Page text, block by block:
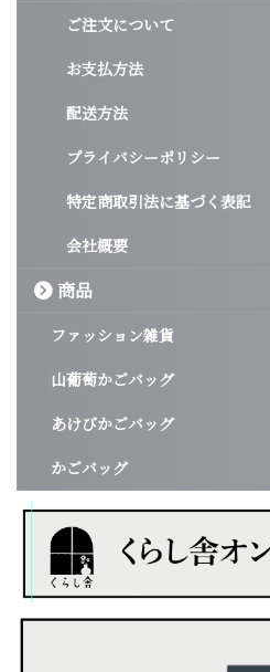
ご注文について
お支払方法
配送方法
プライバシーポリシー
特定商取引法に基づく表記
会社概要
商品
ファッション雑貨
山葡萄かごバッグ
あけびかごバッグ
かごバッグ